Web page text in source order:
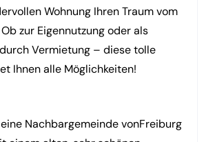
Wohnung Ihren Traum vom
zur Eigennutzung oder als
Vermietung – diese tolle
Ihnen alle Möglichkeiten!
Nachbargemeinde vonFreiburg